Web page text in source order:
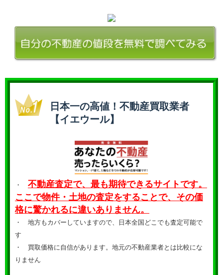
日本一の高値！不動産買取業者
【イエウール】
・ 不動産査定で、最も期待できるサイトです。
ここで物件・土地の査定をすることで、その価
格に驚かれるに違いありません。
・ 地方もカバーしていますので、日本全国どこでも査定可能で
す
・ 買取価格に自信があります。地元の不動産業者とは比較にな
りません